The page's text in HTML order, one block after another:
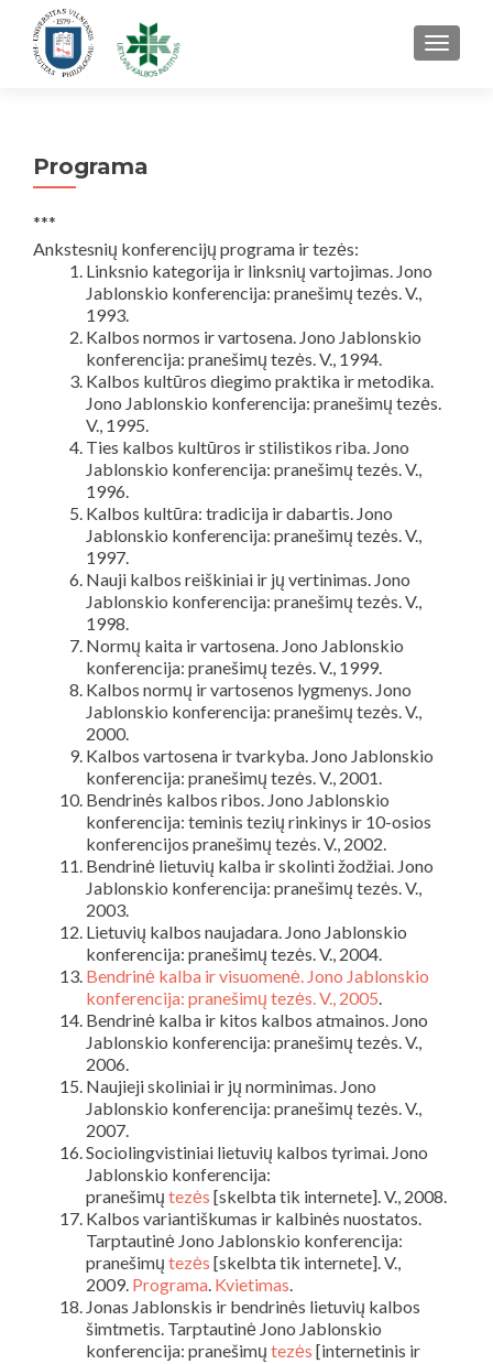
Programa
***
Ankstesnių konferencijų programa ir tezės:
Linksnio kategorija ir linksnių vartojimas. Jono
Jablonskio konferencija: pranešimų tezės. V.,
1993.
Kalbos normos ir vartosena. Jono Jablonskio
konferencija: pranešimų tezės. V., 1994.
Kalbos kultūros diegimo praktika ir metodika.
Jono Jablonskio konferencija: pranešimų tezės.
V., 1995.
Ties kalbos kultūros ir stilistikos riba. Jono
Jablonskio konferencija: pranešimų tezės. V.,
1996.
Kalbos kultūra: tradicija ir dabartis. Jono
Jablonskio konferencija: pranešimų tezės. V.,
1997.
Nauji kalbos reiškiniai ir jų vertinimas. Jono
Jablonskio konferencija: pranešimų tezės. V.,
1998.
Normų kaita ir vartosena. Jono Jablonskio
konferencija: pranešimų tezės. V., 1999.
Kalbos normų ir vartosenos lygmenys. Jono
Jablonskio konferencija: pranešimų tezės. V.,
2000.
Kalbos vartosena ir tvarkyba. Jono Jablonskio
konferencija: pranešimų tezės. V., 2001.
Bendrinės kalbos ribos. Jono Jablonskio
konferencija: teminis tezių rinkinys ir 10-osios
konferencijos pranešimų tezės. V., 2002.
Bendrinė lietuvių kalba ir skolinti žodžiai. Jono
Jablonskio konferencija: pranešimų tezės. V.,
2003.
Lietuvių kalbos naujadara. Jono Jablonskio
konferencija: pranešimų tezės. V., 2004.
Bendrinė kalba ir visuomenė. Jono Jablonskio
konferencija: pranešimų tezės. V., 2005.
Bendrinė kalba ir kitos kalbos atmainos. Jono
Jablonskio konferencija: pranešimų tezės. V.,
2006.
Naujieji skoliniai ir jų norminimas. Jono
Jablonskio konferencija: pranešimų tezės. V.,
2007.
Sociolingvistiniai lietuvių kalbos tyrimai. Jono
Jablonskio konferencija:
pranešimų tezės [skelbta tik internete]. V., 2008.
Kalbos variantiškumas ir kalbinės nuostatos.
Tarptautinė Jono Jablonskio konferencija:
pranešimų tezės [skelbta tik internete]. V.,
2009. Programa. Kvietimas.
Jonas Jablonskis ir bendrinės lietuvių kalbos
šimtmetis. Tarptautinė Jono Jablonskio
konferencija: pranešimų tezės [internetinis ir